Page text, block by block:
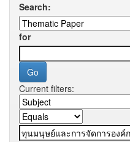
Search:
for
Current filters: